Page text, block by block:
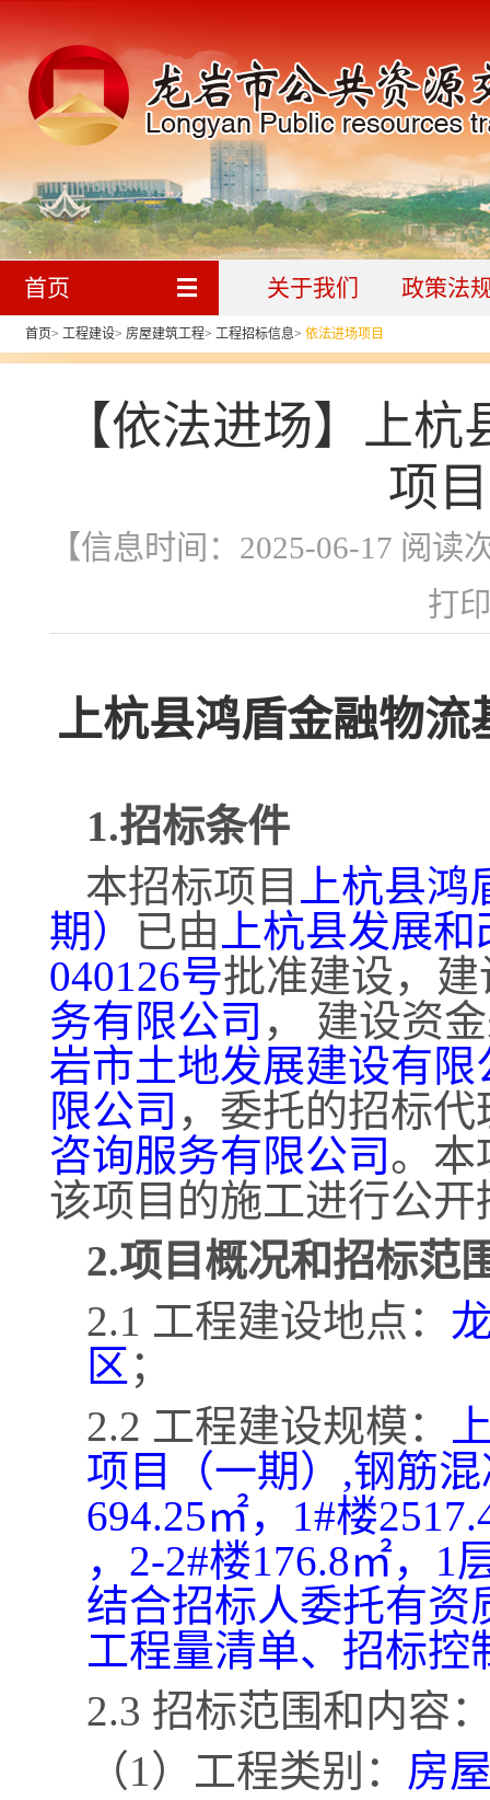
首页 关于我们 政策法
首页> 工程建设> 房屋建筑工程> 工程招标信息> 依法进场项目
【依法进场】上
项
【信息时间：2025-06-17 阅读
打
上杭县鸿盾金融物
1.招标条件
本招标项目
上杭县
期） 已由 上杭县发展
040126号批准建设，
务有限公司 ，
建设资
岩市土地发展建设有限
限公司 ，委托的招标
咨询服务有限公司。本
该项目的施工进行公开
2.项目概况和招标范
2.1 工程建设地点：
区 ；
2.2 工程建设规模：
项目（一期） ,钢筋
694.25㎡，1#楼
，2-2#楼176.8㎡，1
结合招标人委托有资
工程量清单、招标控
2.3 招标范围和内容
（1）工程类别： 房